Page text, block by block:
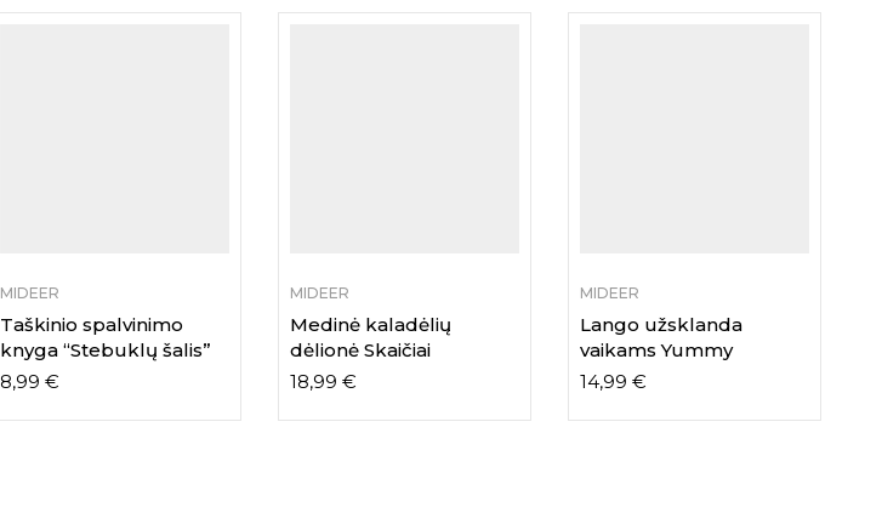
MIDEER
Taškinio spalvinimo
knyga “Stebuklų šalis”
8,99€
MIDEER
Medinė kaladėlių
dėlionė Skaičiai
18,99€
MIDEER
Lango užsklanda
vaikams Yummy
14,99€